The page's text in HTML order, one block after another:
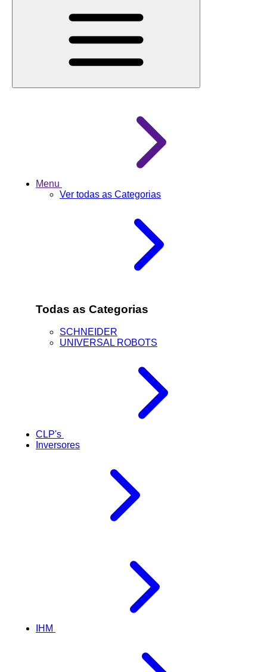
Menu
Ver todas as Categorias
Todas as Categorias
SCHNEIDER
UNIVERSAL ROBOTS
CLP's
Inversores
IHM